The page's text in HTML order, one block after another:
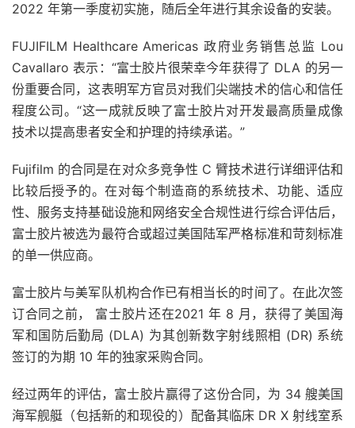
2022 年第一季度初实施，随后全年进行其余设备的安装。
FUJIFILM Healthcare Americas 政府业务销售总监 Lou
Cavallaro 表示：“富士胶片很荣幸今年获得了 DLA 的另一
份重要合同，这表明军方官员对我们尖端技术的信心和信任
程度公司。“这一成就反映了富士胶片对开发最高质量成像
技术以提高患者安全和护理的持续承诺。”
Fujifilm 的合同是在对众多竞争性 C 臂技术进行详细评估和
比较后授予的。在对每个制造商的系统技术、功能、适应
性、服务支持基础设施和网络安全合规性进行综合评估后，
富士胶片被选为最符合或超过美国陆军严格标准和苛刻标准
的单一供应商。
富士胶片与美军队机构合作已有相当长的时间了。在此次签
订合同之前， 富士胶片还在2021 年 8 月，获得了美国海
军和国防后勤局 (DLA) 为其创新数字射线照相 (DR) 系统
签订的为期 10 年的独家采购合同。
经过两年的评估，富士胶片赢得了这份合同，为 34 艘美国
海军舰艇（包括新的和现役的）配备其临床 DR X 射线室系